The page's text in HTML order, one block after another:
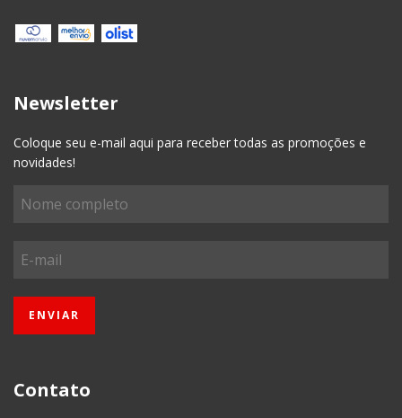
Newsletter
Coloque seu e-mail aqui para receber todas as promoções e
novidades!
Contato